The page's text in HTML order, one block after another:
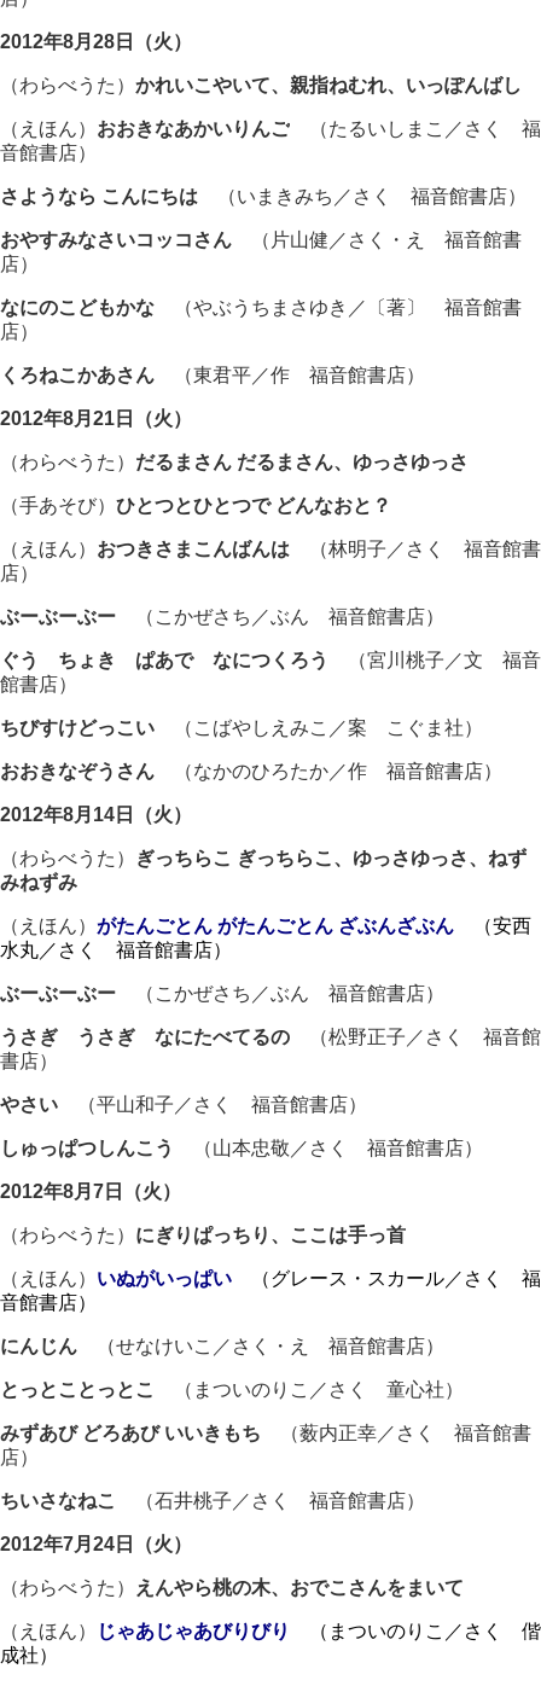
2012年8月28日（火）
（わらべうた） かれいこやいて、親指ねむれ、いっぽんばし
（えほん） おおきなあかいりんご （たるいしまこ／さく 福
音館書店）
さようなら こんにちは （いまきみち／さく 福音館書店）
おやすみなさいコッコさん （片山健／さく・え 福音館書
店）
なにのこどもかな （やぶうちまさゆき／〔著〕 福音館書
店）
くろねこかあさん （東君平／作 福音館書店）
2012年8月21日（火）
（わらべうた） だるまさん だるまさん、ゆっさゆっさ
（手あそび） ひとつとひとつで どんなおと？
（えほん） おつきさまこんばんは （林明子／さく 福音館書
店）
ぶーぶーぶー （こかぜさち／ぶん 福音館書店）
ぐう ちょき ぱあで なにつくろう
（宮川桃子／文 福音
館書店）
ちびすけどっこい （こばやしえみこ／案 こぐま社）
おおきなぞうさん （なかのひろたか／作 福音館書店）
2012年8月14日（火）
（わらべうた）
ぎっちらこ ぎっちらこ、ゆっさゆっさ、ねず
みねずみ
（えほん） がたんごとん がたんごとん ざぶんざぶん （安西
水丸／さく 福音館書店）
ぶーぶーぶー （こかぜさち／ぶん 福音館書店）
うさぎ うさぎ なにたべてるの （松野正子／さく 福音館
書店）
やさい （平山和子／さく 福音館書店）
しゅっぱつしんこう （山本忠敬／さく 福音館書店）
2012年8月7日（火）
（わらべうた） にぎりぱっちり、ここは手っ首
（えほん） いぬがいっぱい
（グレース・スカール／さく 福
音館書店）
にんじん （せなけいこ／さく・え 福音館書店）
とっとことっとこ （まついのりこ／さく 童心社）
みずあび どろあび いいきもち （薮内正幸／さく 福音館書
店）
ちいさなねこ （石井桃子／さく 福音館書店）
2012年7月24日（火）
（わらべうた） えんやら桃の木、おでこさんをまいて
（えほん） じゃあじゃあびりびり
（まついのりこ／さく 偕
成社）